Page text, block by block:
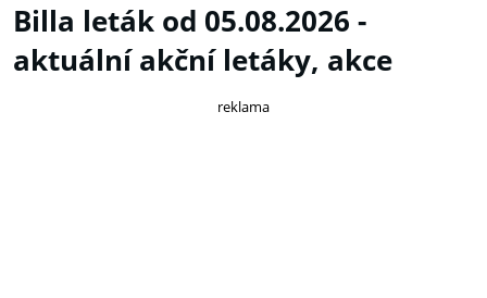
Billa leták od 05.08.2026 -
aktuální akční letáky, akce
reklama